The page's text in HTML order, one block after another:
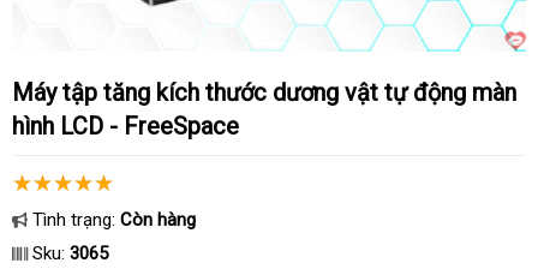
Máy tập tăng kích thước dương vật tự động màn
hình LCD - FreeSpace
Tình trạng: Còn hàng
Sku: 3065